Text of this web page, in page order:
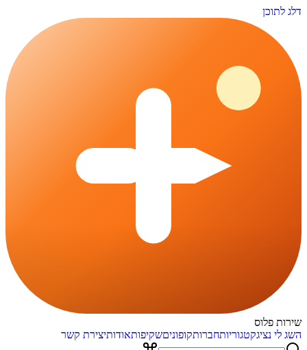
דלג לתוכן
שירות פלוס
השג לי נציגקטגוריותחברותקופוניםשקיפותאודותיצירת קשר